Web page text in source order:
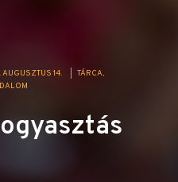
AUGUSZTUS 14.
TÁRCA